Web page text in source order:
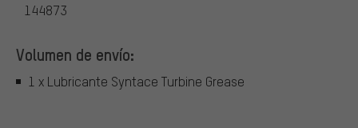
144873
Volumen de envío:
1 x Lubricante Syntace Turbine Grease